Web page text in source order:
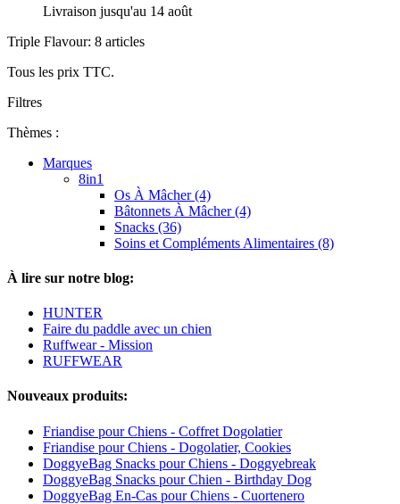
Livraison jusqu'au 14 août
Triple Flavour: 8 articles
Tous les prix TTC.
Filtres
Thèmes :
Marques
8in1
Os À Mâcher (4)
Bâtonnets À Mâcher (4)
Snacks (36)
Soins et Compléments Alimentaires (8)
À lire sur notre blog:
HUNTER
Faire du paddle avec un chien
Ruffwear - Mission
RUFFWEAR
Nouveaux produits:
Friandise pour Chiens - Coffret Dogolatier
Friandise pour Chiens - Dogolatier, Cookies
DoggyeBag Snacks pour Chiens - Doggyebreak
DoggyeBag Snacks pour Chien - Birthday Dog
DoggyeBag En-Cas pour Chiens - Cuortenero